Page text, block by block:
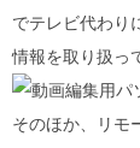
でテレビ代わり
情報を取り扱っ
そのほか、リモ